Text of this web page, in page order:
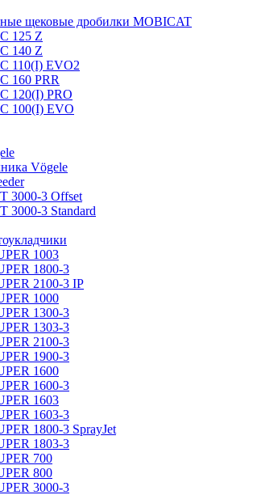
щековые дробилки MOBICAT
125 Z
140 Z
110(I) EVO2
160 PRR
120(I) PRO
100(I) EVO
Vögele
3000-3 Offset
3000-3 Standard
1003
1800-3
2100-3 IP
1000
1300-3
1303-3
2100-3
1900-3
1600
1600-3
1603
1603-3
1800-3 SprayJet
1803-3
700
800
3000-3